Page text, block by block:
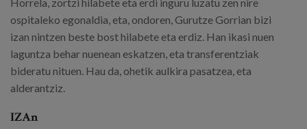
ospitaleko egonaldia, eta, ondoren, Gurutze Gorrian bizi
izan nintzen beste bost hilabete eta erdiz. Han ikasi nuen
laguntza behar nuenean eskatzen, eta transferentziak
bideratu nituen. Hau da, ohetik aulkira pasatzea, eta
alderantziz.
IZAn